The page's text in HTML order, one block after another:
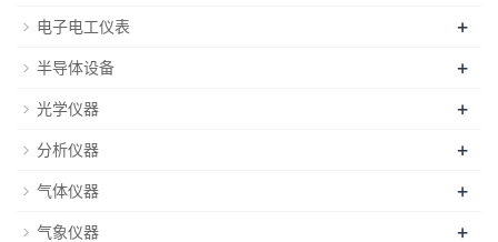
电子电工仪表 +
半导体设备 +
光学仪器 +
分析仪器 +
气体仪器 +
气象仪器 +